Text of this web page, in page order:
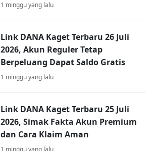
1 minggu yang lalu
Link DANA Kaget Terbaru 26 Juli
2026, Akun Reguler Tetap
Berpeluang Dapat Saldo Gratis
1 minggu yang lalu
Link DANA Kaget Terbaru 25 Juli
2026, Simak Fakta Akun Premium
dan Cara Klaim Aman